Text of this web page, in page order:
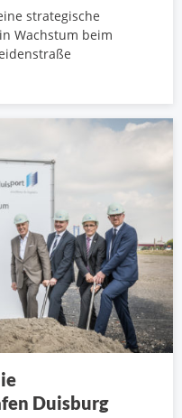
strategische
Wachstum beim
Duisburg